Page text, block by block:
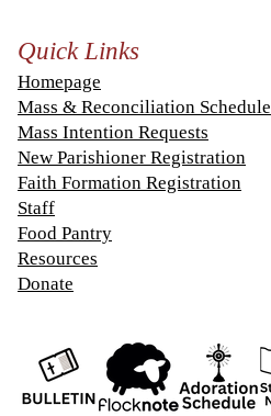
Quick Links
Homepage
Mass & Reconciliation Schedule
Mass Intention Requests
New Parishioner Registration
Faith Formation Registration
Staff
Food Pantry
Resources
Donate